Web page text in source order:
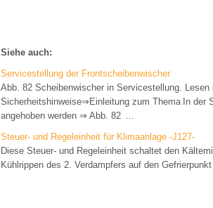
Siehe auch:
Servicestellung der Frontscheibenwischer
Abb. 82 Scheibenwischer in Servicestellung.
Sicherheitshinweise⇒Einleitung zum Thema In der
angehoben werden ⇒ Abb. 82 ...
Steuer- und Regeleinheit für Klimaanlage -J127-
Diese Steuer- und Regeleinheit schaltet den
Kühlrippen des 2. Verdampfers auf den